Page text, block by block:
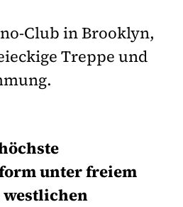
Club in Brooklyn,
Treppe und
unter freiem